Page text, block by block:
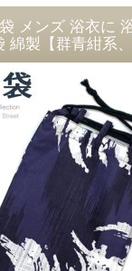
メンズ 浴衣に
綿製【群青紺系、